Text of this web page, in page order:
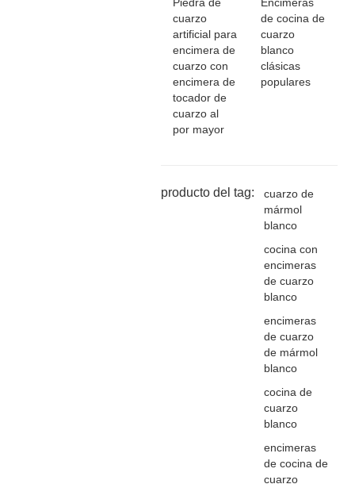
Piedra de
cuarzo
artificial para
encimera de
cuarzo con
encimera de
tocador de
cuarzo al
por mayor
Encimeras
de cocina de
cuarzo
blanco
clásicas
populares
producto del tag:
cuarzo de
mármol
blanco
cocina con
encimeras
de cuarzo
blanco
encimeras
de cuarzo
de mármol
blanco
cocina de
cuarzo
blanco
encimeras
de cocina de
cuarzo